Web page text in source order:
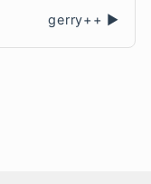
gerry++